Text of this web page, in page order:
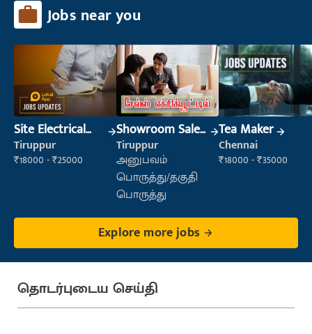
Jobs near you
Site Electrical
Engineer
Tiruppur
₹18000 - ₹25000
Showroom Sales
Executive (Retail
Sales)
Tiruppur
அனுபவம்
பொருத்து/தகுதி
பொருத்து
Tea Maker
Chennai
₹18000 - ₹35000
Explore more jobs
தொடர்புடைய செய்தி